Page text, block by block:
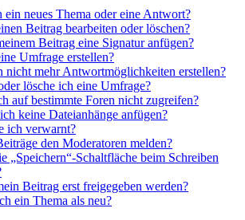
ein neues Thema oder eine Antwort?
Beitrag bearbeiten oder löschen?
Beitrag eine Signatur anfügen?
Umfrage erstellen?
nicht mehr Antwortmöglichkeiten erstellen?
lösche ich eine Umfrage?
auf bestimmte Foren nicht zugreifen?
keine Dateianhänge anfügen?
ich verwarnt?
den Moderatoren melden?
„Speichern“-Schaltfläche beim Schreiben
Beitrag erst freigegeben werden?
ein Thema als neu?